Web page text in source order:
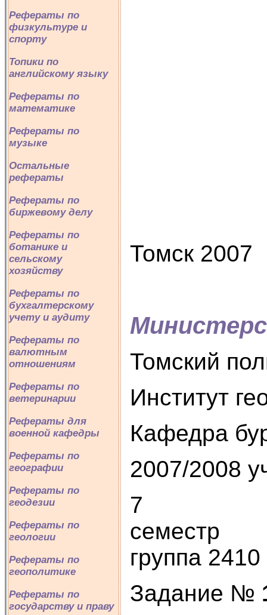
Рефераты по
физкультуре и
спорту
Топики по
английскому языку
Рефераты по
математике
Рефераты по
музыке
Остальные
рефераты
Рефераты по
биржевому делу
Рефераты по
ботанике и
сельскому
хозяйству
Рефераты по
бухгалтерскому
учету и аудиту
Рефераты по
валютным
отношениям
Рефераты по
ветеринарии
Рефераты для
военной кафедры
Рефераты по
географии
Рефераты по
геодезии
Рефераты по
геологии
Рефераты по
геополитике
Рефераты по
государству и праву
Томск 2007
Томский
Институт
Кафедра
2007/2008
7
группа 2410
Задание №